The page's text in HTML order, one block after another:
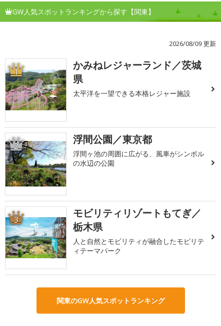
GW人気スポットランキングから探す【関東】
2026/08/09 更新
1
かみねレジャーランド／茨城
県
太平洋を一望できる本格レジャー施設
2 浮間公園／東京都
浮間ヶ池の周囲に広がる、風車がシンボル
の水辺の公園
3
モビリティリゾートもてぎ／
栃木県
人と自然とモビリティが融合したモビリテ
ィテーマパーク
関東のGW人気スポットランキング